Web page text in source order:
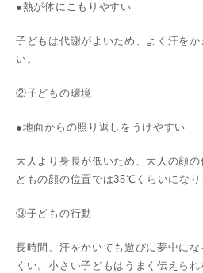
●熱が体にこもりやすい
子どもは代謝がよいため、よく汗を
い。
②子どもの環境
●地面からの照り返しをうけやすい
大人より身長が低いため、大人の顔
どもの顔の位置では35℃くらいになり
③子どもの行動
長時間、汗をかいても遊びに夢中に
くい。小さい子どもはうまく伝えられ